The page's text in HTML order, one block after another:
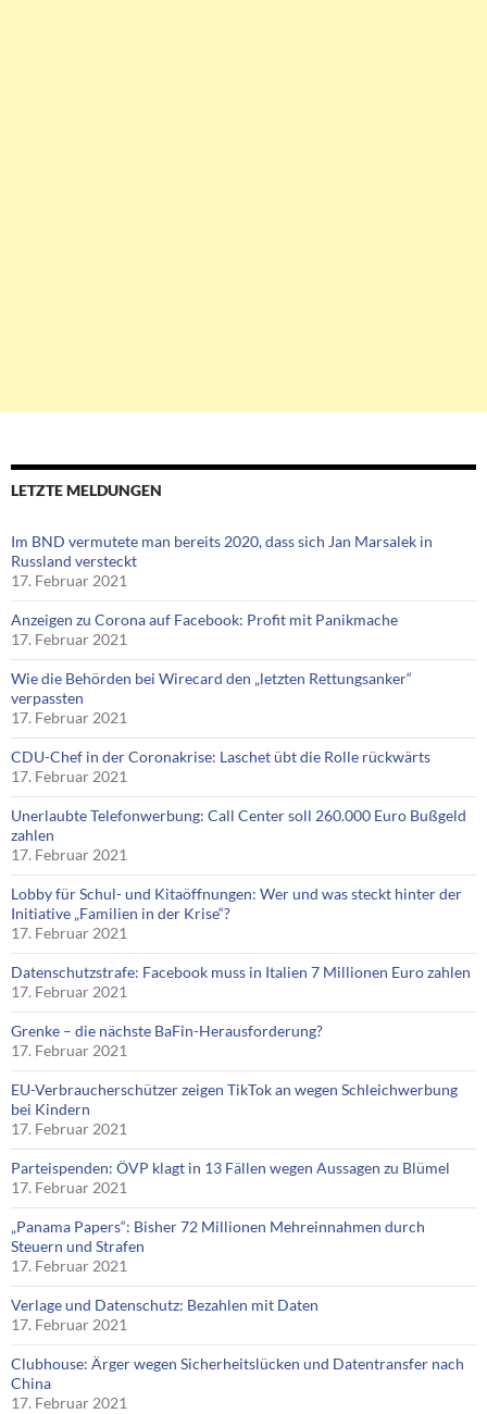
LETZTE MELDUNGEN
Im BND vermutete man bereits 2020, dass sich Jan Marsalek in
Russland versteckt
17. Februar 2021
Anzeigen zu Corona auf Facebook: Profit mit Panikmache
17. Februar 2021
Wie die Behörden bei Wirecard den „letzten Rettungsanker“
verpassten
17. Februar 2021
CDU-Chef in der Coronakrise: Laschet übt die Rolle rückwärts
17. Februar 2021
Unerlaubte Telefonwerbung: Call Center soll 260.000 Euro Bußgeld
zahlen
17. Februar 2021
Lobby für Schul- und Kitaöffnungen: Wer und was steckt hinter der
Initiative „Familien in der Krise“?
17. Februar 2021
Datenschutzstrafe: Facebook muss in Italien 7 Millionen Euro zahlen
17. Februar 2021
Grenke – die nächste BaFin-Herausforderung?
17. Februar 2021
EU-Verbraucherschützer zeigen TikTok an wegen Schleichwerbung
bei Kindern
17. Februar 2021
Parteispenden: ÖVP klagt in 13 Fällen wegen Aussagen zu Blümel
17. Februar 2021
„Panama Papers“: Bisher 72 Millionen Mehreinnahmen durch
Steuern und Strafen
17. Februar 2021
Verlage und Datenschutz: Bezahlen mit Daten
17. Februar 2021
Clubhouse: Ärger wegen Sicherheitslücken und Datentransfer nach
China
17. Februar 2021